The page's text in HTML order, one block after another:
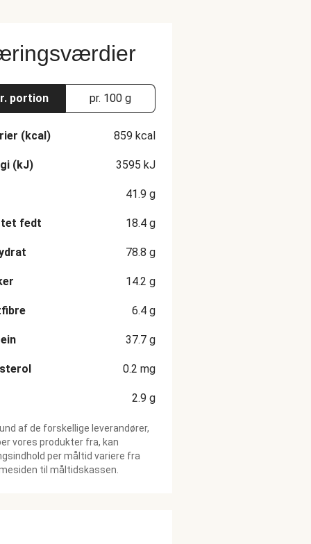
portion pr. 100 g
(kcal) 859 kcal
(kJ) 3595 kJ
41.9 g
fedt 18.4 g
78.8 g
14.2 g
6.4 g
37.7 g
0.2 mg
2.9 g
af de forskellige leverandører,
vores produkter fra, kan
per måltid variere fra
til måltidskassen.